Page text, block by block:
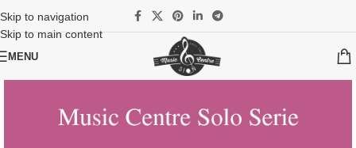
Skip to navigation
Skip to main content
MENU